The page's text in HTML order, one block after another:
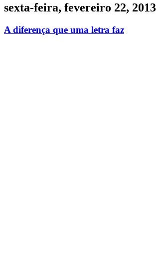
sexta-feira, fevereiro 22, 2013
A diferença que uma letra faz